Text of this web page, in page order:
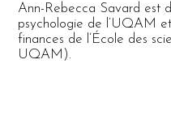
Ann-Rebecca Savard est
psychologie de l’UQAM
finances de l’École des
UQAM).